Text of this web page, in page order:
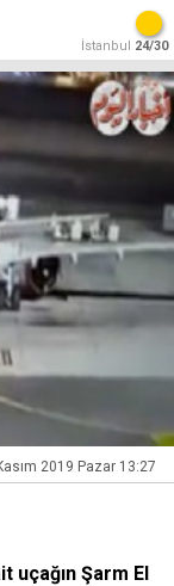
İstanbul 24/30
2019 Pazar 13:27
uçağın Şarm El